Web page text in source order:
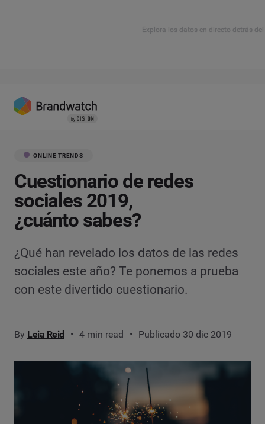
Explora los datos en directo detrás
ONLINE TRENDS
Cuestionario de redes
sociales 2019,
¿cuánto sabes?
¿Qué han revelado los datos de las redes
sociales este año? Te ponemos a prueba
con este divertido cuestionario.
By Leia Reid 4 min read Publicado 30 dic 2019